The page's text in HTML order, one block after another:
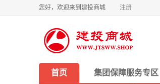
您好，欢迎来到建投商城 注册
首页 集团保障服务专区